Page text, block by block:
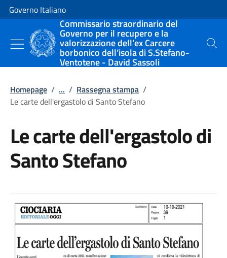
Vai al contenuto
Vai alla navigazione del sito
Governo Italiano
Commissario straordinario del
Governo per il recupero e la
valorizzazione dell’ex Carcere
borbonico dell’isola di S.Stefano-
Ventotene - David Sassoli
Cerca
Homepage / ... / Rassegna stampa /
Le carte dell'ergastolo di Santo Stefano
Le carte dell'ergastolo di
Santo Stefano